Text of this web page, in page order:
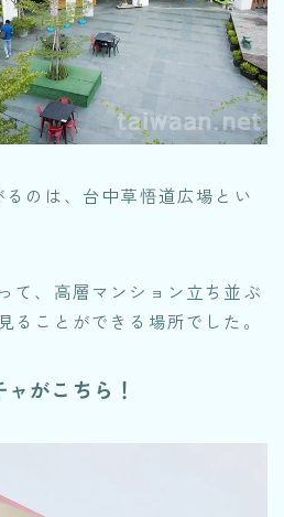
のは、台中草悟道広場とい
て、高層マンション立ち並ぶ
ることができる場所でした。
がこちら！